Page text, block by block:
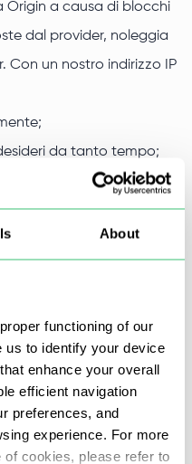
About
functioning of our
us to identify your device
enhance your overall
efficient navigation
preferences, and
experience. For more
of cookies, please refer to
Origin a causa di blocchi
dal provider, noleggia
Con un nostro indirizzo IP
da tanto tempo;
personali;
proxy dall'Inghilterra,
al quale potrai
disponibile. Con un
ovunque e in qualsiasi